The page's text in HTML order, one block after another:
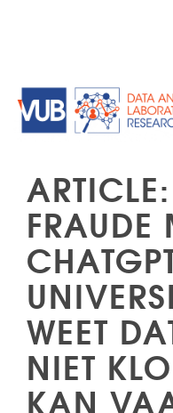
FRAUDE
WEET
NIET
KAN